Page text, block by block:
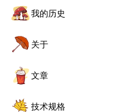
我的历史
关于
文章
技术规格